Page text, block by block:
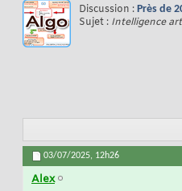
Discussion : Près de
Sujet : Intelligence
03/07/2025, 12h26
Alex